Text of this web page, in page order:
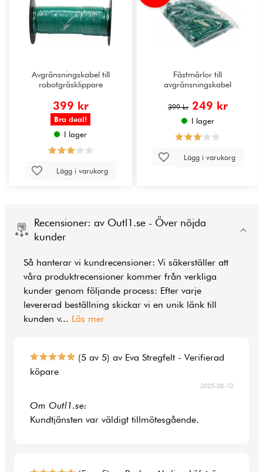
Avgränsningskabel till
robotgräsklippare
399 kr
Bra deal!
I lager
Lägg i varukorg
Fästmärlor till
avgränsningskabel
399 kr 249 kr
I lager
Lägg i varukorg
Recensioner: av Outl1.se - Över nöjda
kunder
Så hanterar vi kundrecensioner: Vi säkerställer att
våra produktrecensioner kommer från verkliga
kunder genom följande process: Efter varje
levererad beställning skickar vi en unik länk till
kunden v... Läs mer
(5 av 5) av Eva Stregfelt - Verifierad
köpare
2025-08-10
Om Outl1.se:
Kundtjänsten var väldigt tillmötesgående.